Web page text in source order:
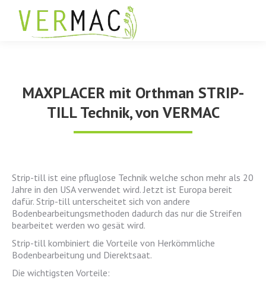
MAXPLACER mit Orthman STRIP-
TILL Technik, von VERMAC
Strip-till ist eine pfluglose Technik welche schon mehr als 20
Jahre in den USA verwendet wird. Jetzt ist Europa bereit
dafür. Strip-till unterscheitet sich von andere
Bodenbearbeitungsmethoden dadurch das nur die Streifen
bearbeitet werden wo gesät wird.
Strip-till kombiniert die Vorteile von Herkömmliche
Bodenbearbeitung und Dierektsaat.
Die wichtigsten Vorteile: